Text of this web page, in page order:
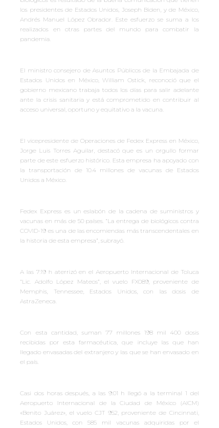
los presidentes de Estados Unidos, Joseph Biden, y de México,
Andrés Manuel López Obrador. Este esfuerzo se suma a los
realizados en otras partes del mundo para combatir la
pandemia.
El ministro consejero de Asuntos Públicos de la Embajada de
Estados Unidos en México, William Ostick, reconoció que el
gobierno mexicano trabaja todos los días para salir adelante
ante la crisis sanitaria y está comprometido en contribuir al
acceso universal, oportuno y equitativo a la vacuna.
El vicepresidente de Operaciones de Fedex Express en México,
Jorge Luis Torres Aguilar, destacó que es un orgullo formar
parte de este esfuerzo histórico. Esta empresa ha apoyado con
la transportación de 10.4 millones de vacunas de Estados
Unidos a México.
Fedex Express es un eslabón de la cadena de suministros y
vacunas en más de 50 países. “La entrega de biológicos contra
COVID-19 es una de las encomiendas más transcendentales en
la historia de esta empresa”, subrayó.
A las 7:19 h aterrizó en el Aeropuerto Internacional de Toluca
“Lic. Adolfo López Mateos”, el vuelo FX089, proveniente de
Memphis, Tennessee, Estados Unidos, con las dosis de
AstraZeneca.
Con esta cantidad, suman 77 millones 198 mil 400 dosis
recibidas por esta farmacéutica, que incluye las que han
llegado envasadas del extranjero y las que se han envasado en
el país.
Casi dos horas después, a las 9:01 h llegó a la terminal 1 del
Aeropuerto Internacional de la Ciudad de México (AICM)
«Benito Juárez», el vuelo CJT 952, proveniente de Cincinnati,
Estados Unidos, con 585 mil vacunas adquiridas por el